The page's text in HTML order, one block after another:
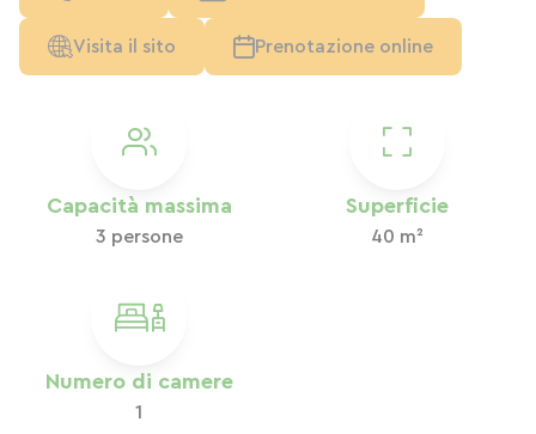
Capacità massima
3 persone
Superficie
40 m²
Numero di camere
1
Visita il sito Prenotazione online